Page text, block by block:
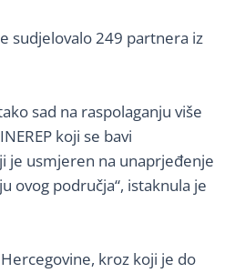
sudjelovalo 249 partnera iz
sad na raspolaganju više
koji se bavi
je usmjeren na unaprjeđenje
područja“, istaknula je
kroz koji je do